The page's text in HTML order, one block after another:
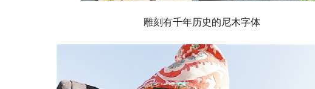
雕刻有千年历史的尼木字体